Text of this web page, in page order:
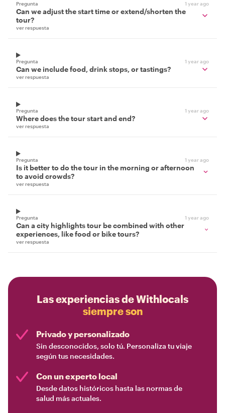
Pregunta 1 year ago
Can we adjust the start time or extend/shorten the
tour?
ver respuesta
Pregunta 1 year ago
Can we include food, drink stops, or tastings?
ver respuesta
Pregunta 1 year ago
Where does the tour start and end?
ver respuesta
Pregunta 1 year ago
Is it better to do the tour in the morning or afternoon
to avoid crowds?
ver respuesta
Pregunta 1 year ago
Can a city highlights tour be combined with other
experiences, like food or bike tours?
ver respuesta
Las experiencias de Withlocals
siempre son
Privado y personalizado
Sin desconocidos, solo tú. Personaliza tu viaje
según tus necesidades.
Con un experto local
Desde datos históricos hasta las normas de
salud más actuales.